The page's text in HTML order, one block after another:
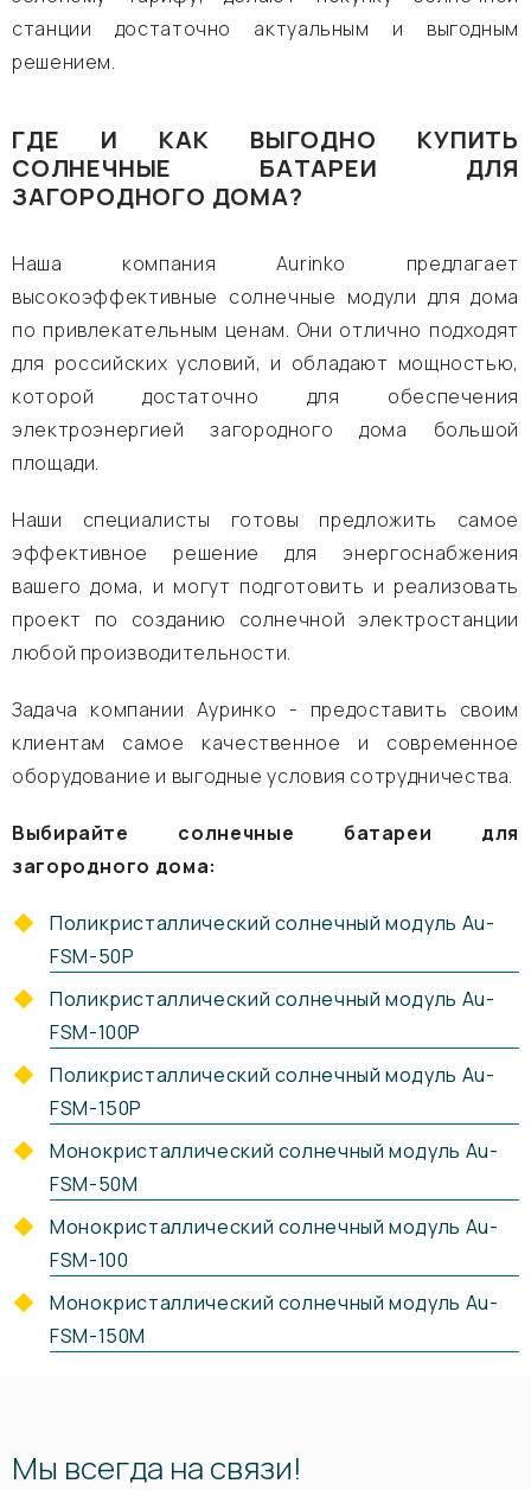
станции достаточно актуальным и выгодным
решением.
ГДЕ И КАК ВЫГОДНО КУПИТЬ
СОЛНЕЧНЫЕ БАТАРЕИ ДЛЯ
ЗАГОРОДНОГО ДОМА?
Наша компания Aurinko предлагает
высокоэффективные солнечные модули для дома
по привлекательным ценам. Они отлично подходят
для российских условий, и обладают мощностью,
которой достаточно для обеспечения
электроэнергией загородного дома большой
площади.
Наши специалисты готовы предложить самое
эффективное решение для энергоснабжения
вашего дома, и могут подготовить и реализовать
проект по созданию солнечной электростанции
любой производительности.
Задача компании Ауринко - предоставить своим
клиентам самое качественное и современное
оборудование и выгодные условия сотрудничества.
Выбирайте солнечные батареи для
загородного дома:
Поликристаллический солнечный модуль Au-
FSM-50P
Поликристаллический солнечный модуль Au-
FSM-100P
Поликристаллический солнечный модуль Au-
FSM-150P
Монокристаллический солнечный модуль Au-
FSM-50M
Монокристаллический солнечный модуль Au-
FSM-100
Монокристаллический солнечный модуль Au-
FSM-150M
Мы всегда на связи!